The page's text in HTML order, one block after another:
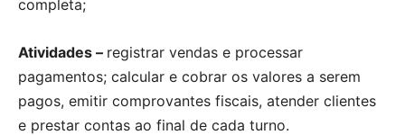
completa;
Atividades – registrar vendas e processar
pagamentos; calcular e cobrar os valores a serem
pagos, emitir comprovantes fiscais, atender clientes
e prestar contas ao final de cada turno.